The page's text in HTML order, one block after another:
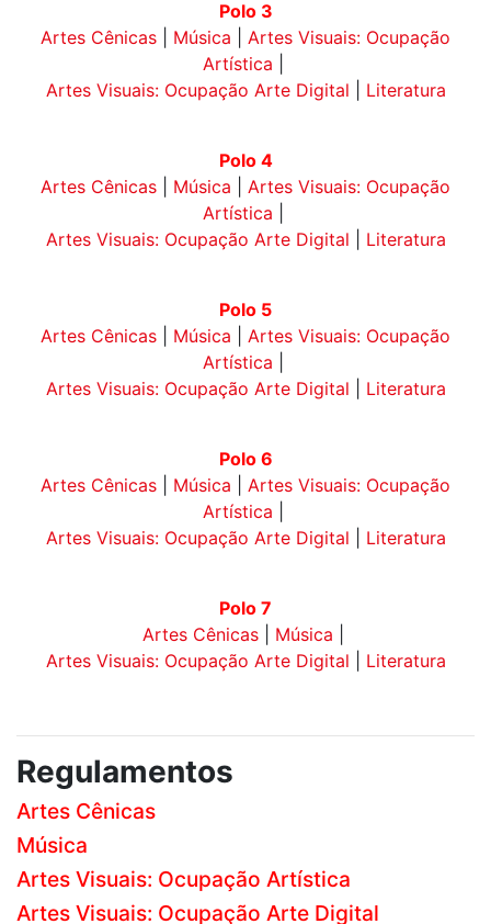
Polo 3
Artes Cênicas
Música
Artes Visuais: Ocupação
Artística
Artes Visuais: Ocupação Arte Digital
Literatura
Polo 4
Artes Cênicas
Música
Artes Visuais: Ocupação
Artística
Artes Visuais: Ocupação Arte Digital
Literatura
Polo 5
Artes Cênicas
Música
Artes Visuais: Ocupação
Artística
Artes Visuais: Ocupação Arte Digital
Literatura
Polo 6
Artes Cênicas
Música
Artes Visuais: Ocupação
Artística
Artes Visuais: Ocupação Arte Digital
Literatura
Polo 7
Artes Cênicas| Música
Artes Visuais: Ocupação Arte Digital
Literatura
Regulamentos
Artes Cênicas
Música
Artes Visuais: Ocupação Artística
Artes Visuais: Ocupação Arte Digital